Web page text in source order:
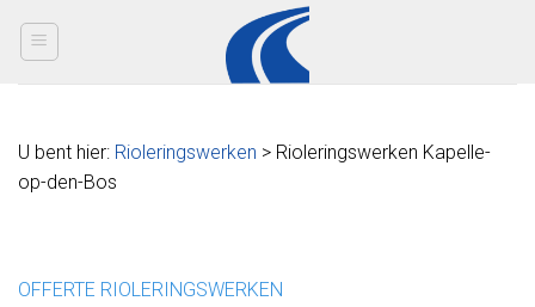
U bent hier: Rioleringswerken > Rioleringswerken Kapelle-
op-den-Bos
OFFERTE RIOLERINGSWERKEN